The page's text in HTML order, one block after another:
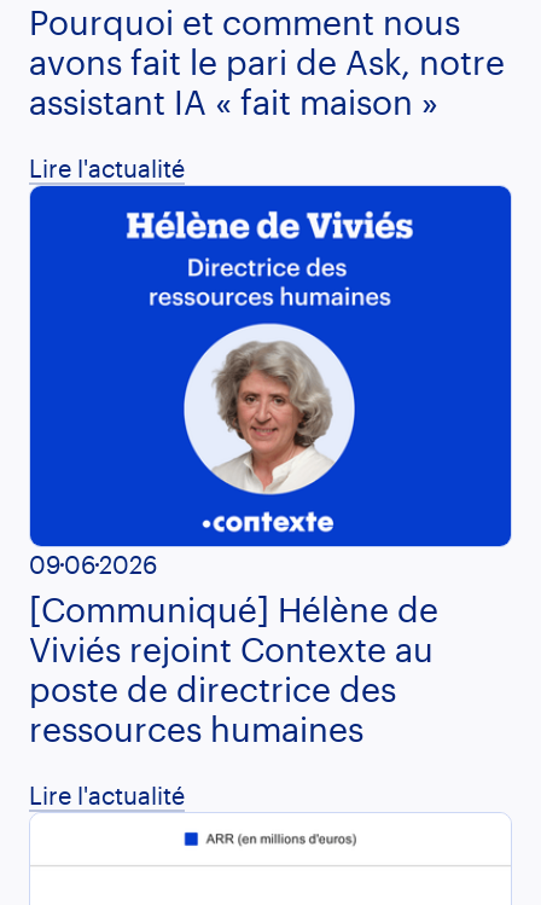
Pourquoi et comment nous
avons fait le pari de Ask, notre
assistant IA « fait maison »
Lire l'actualité
09062026
[Communiqué] Hélène de
Viviés rejoint Contexte au
poste de directrice des
ressources humaines
Lire l'actualité